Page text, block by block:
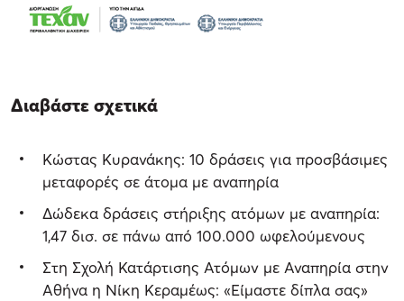
Διαβάστε σχετικά
Κώστας Κυρανάκης: 10 δράσεις για προσβάσιμες
μεταφορές σε άτομα με αναπηρία
Δώδεκα δράσεις στήριξης ατόμων με αναπηρία:
1,47 δισ. σε πάνω από 100.000 ωφελούμενους
Στη Σχολή Κατάρτισης Ατόμων με Αναπηρία στην
Αθήνα η Νίκη Κεραμέως: «Είμαστε δίπλα σας»